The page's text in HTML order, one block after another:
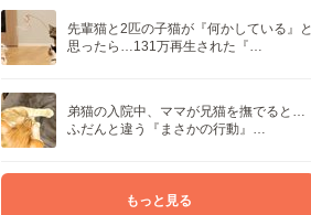
先輩猫と2匹の子猫が『何かしている』と
思ったら…131万再生された『…
弟猫の入院中、ママが兄猫を撫でると…
ふだんと違う『まさかの行動』…
もっと見る